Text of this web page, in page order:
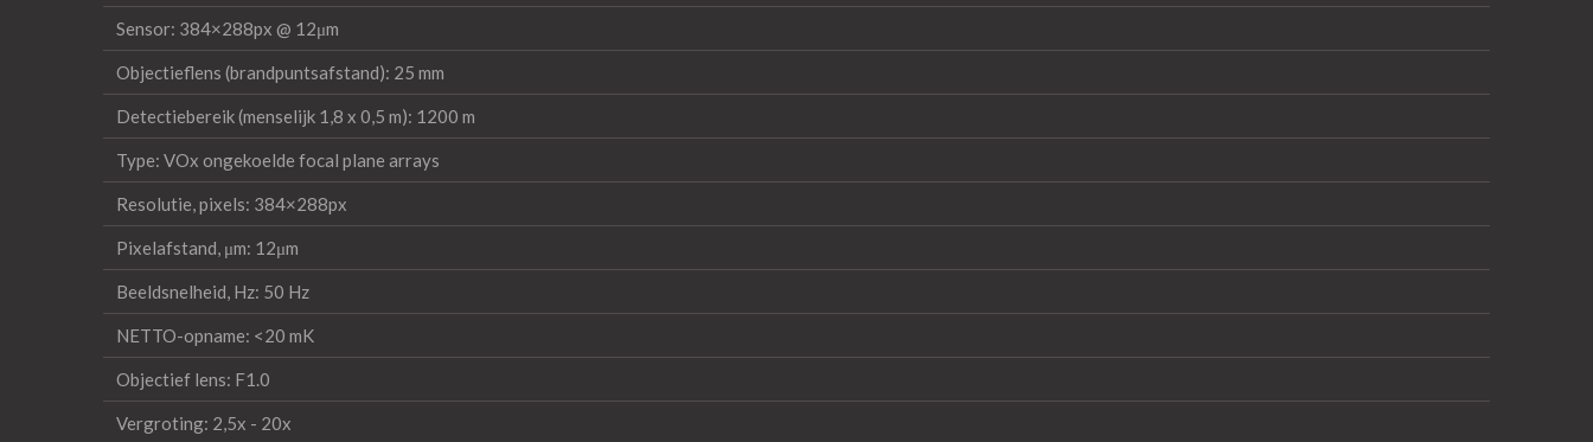
Sensor: 384×288px @ 12μm
Objectieflens (brandpuntsafstand): 25 mm
Detectiebereik (menselijk 1,8 x 0,5 m): 1200 m
Type: VOx ongekoelde focal plane arrays
Resolutie, pixels: 384×288px
Pixelafstand, μm: 12μm
Beeldsnelheid, Hz: 50 Hz
NETTO-opname: <20 mK
Objectief lens: F1.0
Vergroting: 2,5x - 20x